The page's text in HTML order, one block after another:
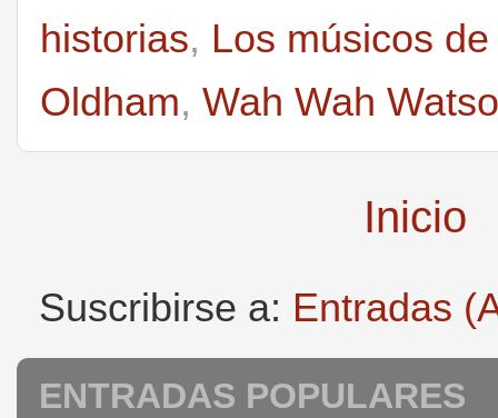
historias, Los músicos
Oldham, Wah Wah
Inicio
Suscribirse a: Entradas
ENTRADAS POPULARES